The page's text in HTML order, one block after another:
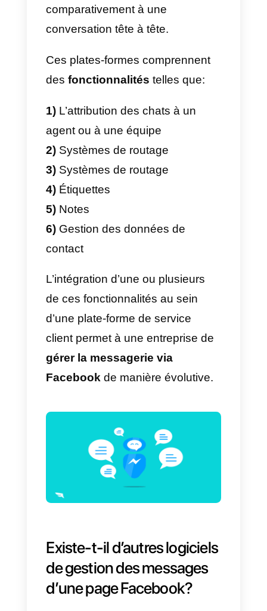
1)Établir une relation personnelle
2)Fournir un support client sur
3)Recueillir des données sur vos
clients telles que leur numéro de
téléphone ou leur profil Facebook
Choisir une alternative à
Facebook Business
Manager? Voici pourquoi
Au cours des dernières années,
plusieurs entreprises ont
développé desalternatives
l’interface de gestion des
afin de proposer aux entreprises
les fonctionnalités nécessaires à
collaboration
de plusieurs
agents de support,
conversation tête à tête.
Ces plates-formes comprennent
fonctionnalités